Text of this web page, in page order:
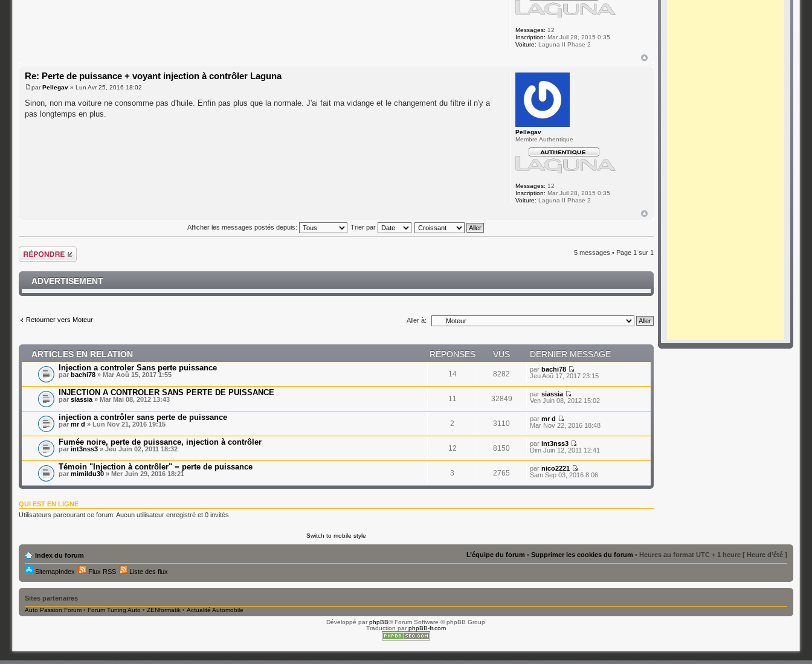
Messages: 12
Inscription: Mar Juil 28, 2015 0:35
Voiture: Laguna II Phase 2
Re: Perte de puissance + voyant injection à contrôler Laguna
parPellegav » Lun Avr 25, 2016 18:02
Sinon, non ma voiture ne consomme pas d'huile. Enfin pas plus que la normale. J'ai fait ma vidange et le changement du filtre il n'y a
pas longtemps en plus.
Pellegav
Membre Authentique
Messages: 12
Inscription: Mar Juil 28, 2015 0:35
Voiture: Laguna II Phase 2
Afficher les messages postés depuis: Trier par
Répondre 5 messages • Page 1 sur 1
ADVERTISEMENT
Retourner vers Moteur Aller à:
ARTICLES EN RELATION RÉPONSES VUS DERNIER MESSAGE
Injection a controler Sans perte puissance
par bachi78 » Mar Aoû 15, 2017 1:55 14 8282
par bachi78
Jeu Aoû 17, 2017 23:15
INJECTION A CONTROLER SANS PERTE DE PUISSANCE
parsiassia» Mar Mai 08, 2012 13:43 11 32849
par siassia
Ven Juin 08, 2012 15:02
injection a contrôler sans perte de puissance
parmr d » Lun Nov 21, 2016 19:15 2 3110
par mr d
Mar Nov 22, 2016 18:48
Fumée noire, perte de puissance, injection à contrôler
parint3nss3 » Jeu Juin 02, 2011 18:32 12 8150
par int3nss3
Dim Juin 12, 2011 12:41
Témoin "Injection à contrôler" = perte de puissance
parmimildu30 » Mer Juin 29, 2016 18:21 3 2765
par nico2221
Sam Sep 03, 2016 8:06
QUI EST EN LIGNE
Utilisateurs parcourant ce forum: Aucun utilisateur enregistré et 0 invités
Switch to mobile style
Index du forum L’équipe du forum • Supprimer les cookies du forum • Heures au format UTC + 1 heure [ Heure d’été ]
SitemapIndex Flux RSS Liste des flux
Sites partenaires
Auto Passion Forum • Forum Tuning Auto •ZENformatik •Actualité Automobile
Développé parphpBB® Forum Software © phpBB Group
Traduction par phpBB-fr.com